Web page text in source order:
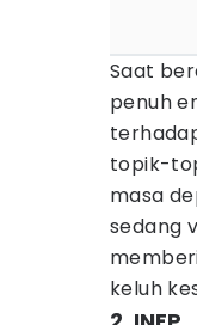
Saat
penuh
topik-
masa
sedang
keluh